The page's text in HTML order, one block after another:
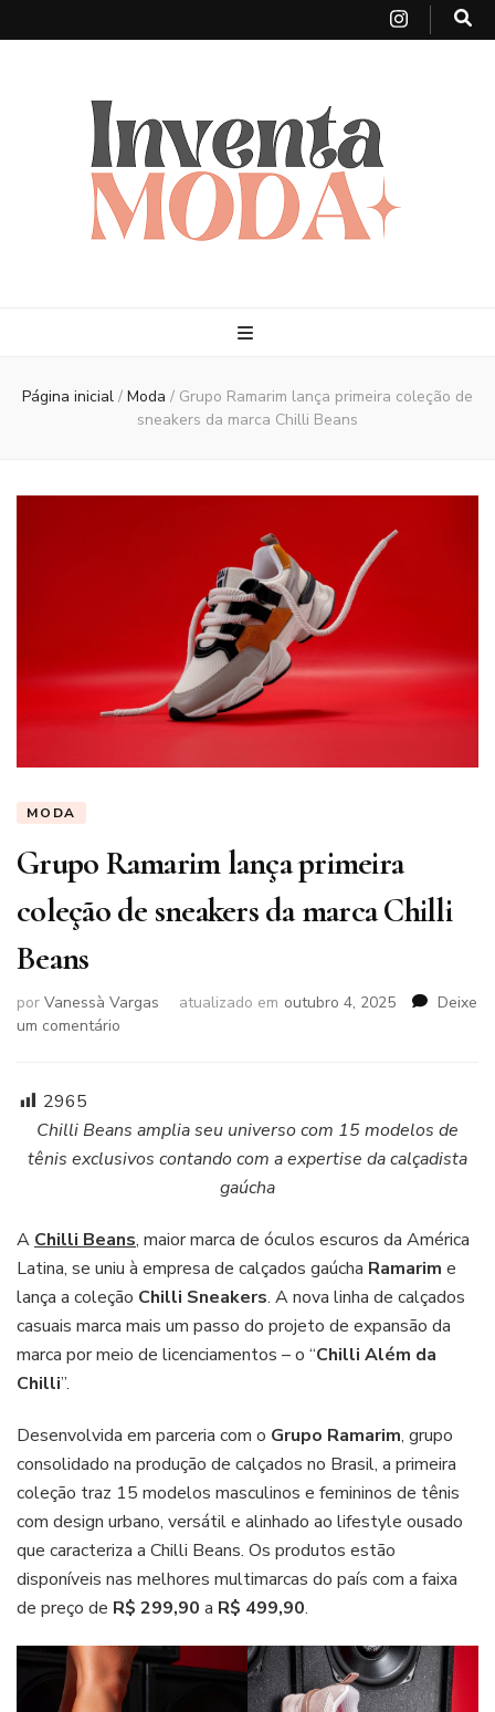
Página inicial / Moda / Grupo Ramarim lança primeira coleção de
sneakers da marca Chilli Beans
MODA
Grupo Ramarim lança primeira
coleção de sneakers da marca Chilli
Beans
por Vanessà Vargas atualizado em outubro 4, 2025
Deixe
um comentário
coleção
de
marca
Chilli
Beans
2965
Chilli Beans amplia seu universo com 15 modelos de
tênis exclusivos contando com a expertise da calçadista
gaúcha
A Chilli Beans, maior marca de óculos escuros da América
Latina, se uniu à empresa de calçados gaúcha Ramarim e
lança a coleção Chilli Sneakers. A nova linha de calçados
casuais marca mais um passo do projeto de expansão da
marca por meio de licenciamentos – o “Chilli Além da
Chilli”.
Desenvolvida em parceria com o Grupo Ramarim, grupo
consolidado na produção de calçados no Brasil, a primeira
coleção traz 15 modelos masculinos e femininos de tênis
com design urbano, versátil e alinhado ao lifestyle ousado
que caracteriza a Chilli Beans. Os produtos estão
disponíveis nas melhores multimarcas do país com a faixa
de preço de R$ 299,90 a R$ 499,90.